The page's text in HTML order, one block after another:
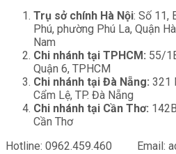
Trụ sở chính Hà Nội: Số 11,
Phú, phường Phú La, Quận
Nam
Chi nhánh tại TPHCM: 55/
Quận 6, TPHCM
Chi nhánh tại Đà Nẵng: 321
Cẩm Lệ, TP. Đà Nẵng
Chi nhánh tại Cần Thơ:
Cần Thơ
Hotline: 0962.459.460 Email: